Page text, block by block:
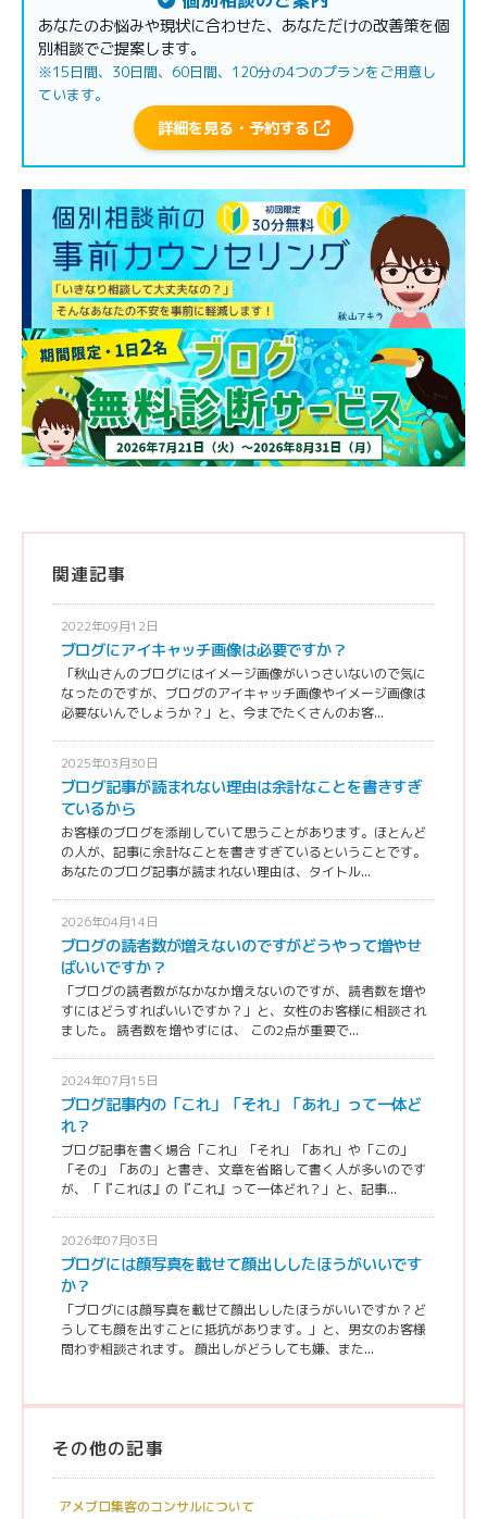
あなたのお悩みや現状に合わせた、あなただけの改善策を個
別相談でご提案します。
※15日間、30日間、60日間、120分の4つのプランをご用意し
ています。
詳細を見る・予約する
関連記事
2022年09月12日
ブログにアイキャッチ画像は必要ですか？
「秋山さんのブログにはイメージ画像がいっさいないので気に
なったのですが、ブログのアイキャッチ画像やイメージ画像は
必要ないんでしょうか？」と、今までたくさんのお客...
2025年03月30日
ブログ記事が読まれない理由は余計なことを書きすぎ
ているから
お客様のブログを添削していて思うことがあります。ほとんど
の人が、記事に余計なことを書きすぎているということです。
あなたのブログ記事が読まれない理由は、タイトル...
2026年04月14日
ブログの読者数が増えないのですがどうやって増やせ
ばいいですか？
「ブログの読者数がなかなか増えないのですが、読者数を増や
すにはどうすればいいですか？」と、女性のお客様に相談され
ました。 読者数を増やすには、 この2点が重要で...
2024年07月15日
ブログ記事内の「これ」「それ」「あれ」って一体ど
れ？
ブログ記事を書く場合「これ」「それ」「あれ」や「この」
「その」「あの」と書き、文章を省略して書く人が多いのです
が、「『これは』の『これ』って一体どれ？」と、記事...
2026年07月03日
ブログには顔写真を載せて顔出ししたほうがいいです
か？
「ブログには顔写真を載せて顔出ししたほうがいいですか？ど
うしても顔を出すことに抵抗があります。」と、男女のお客様
問わず相談されます。 顔出しがどうしても嫌、また...
その他の記事
アメブロ集客のコンサルについて